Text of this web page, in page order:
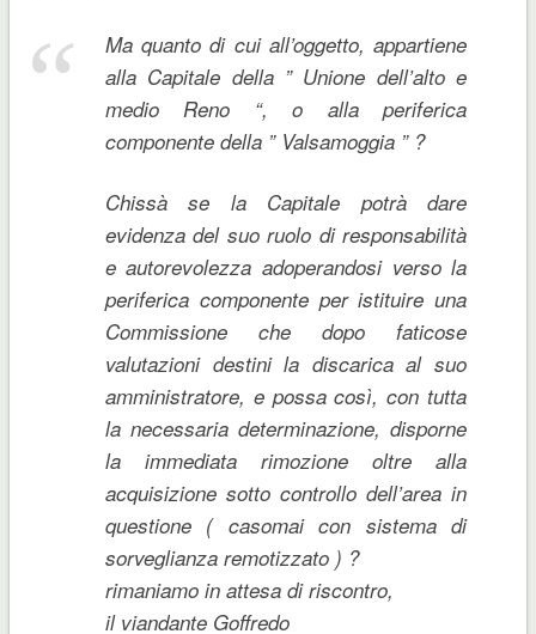
Ma quanto di cui all’oggetto, appartiene
alla Capitale della ” Unione dell’alto e
medio Reno “, o alla periferica
componente della ” Valsamoggia ” ?
Chissà se la Capitale potrà dare
evidenza del suo ruolo di responsabilità
e autorevolezza adoperandosi verso la
periferica componente per istituire una
Commissione che dopo faticose
valutazioni destini la discarica al suo
amministratore, e possa così, con tutta
la necessaria determinazione, disporne
la immediatarimozione oltre alla
acquisizione sotto controllo dell’area in
questione ( casomai con sistema di
sorveglianza remotizzato ) ?
rimaniamo in attesa di riscontro,
il viandante Goffredo